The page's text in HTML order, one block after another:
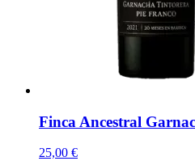
Finca Ancestral
25,00 €